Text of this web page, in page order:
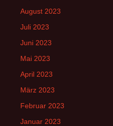
August 2023
Juli 2023
Juni 2023
Mai 2023
April 2023
März 2023
Februar 2023
Januar 2023